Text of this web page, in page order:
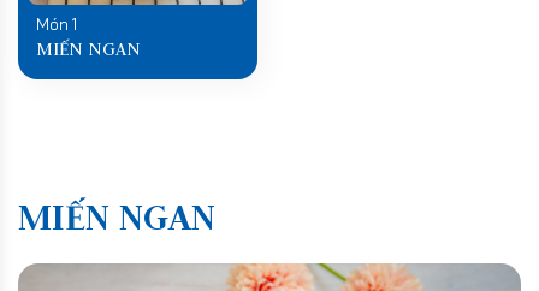
Món 1
MIẾN NGAN
MIẾN NGAN